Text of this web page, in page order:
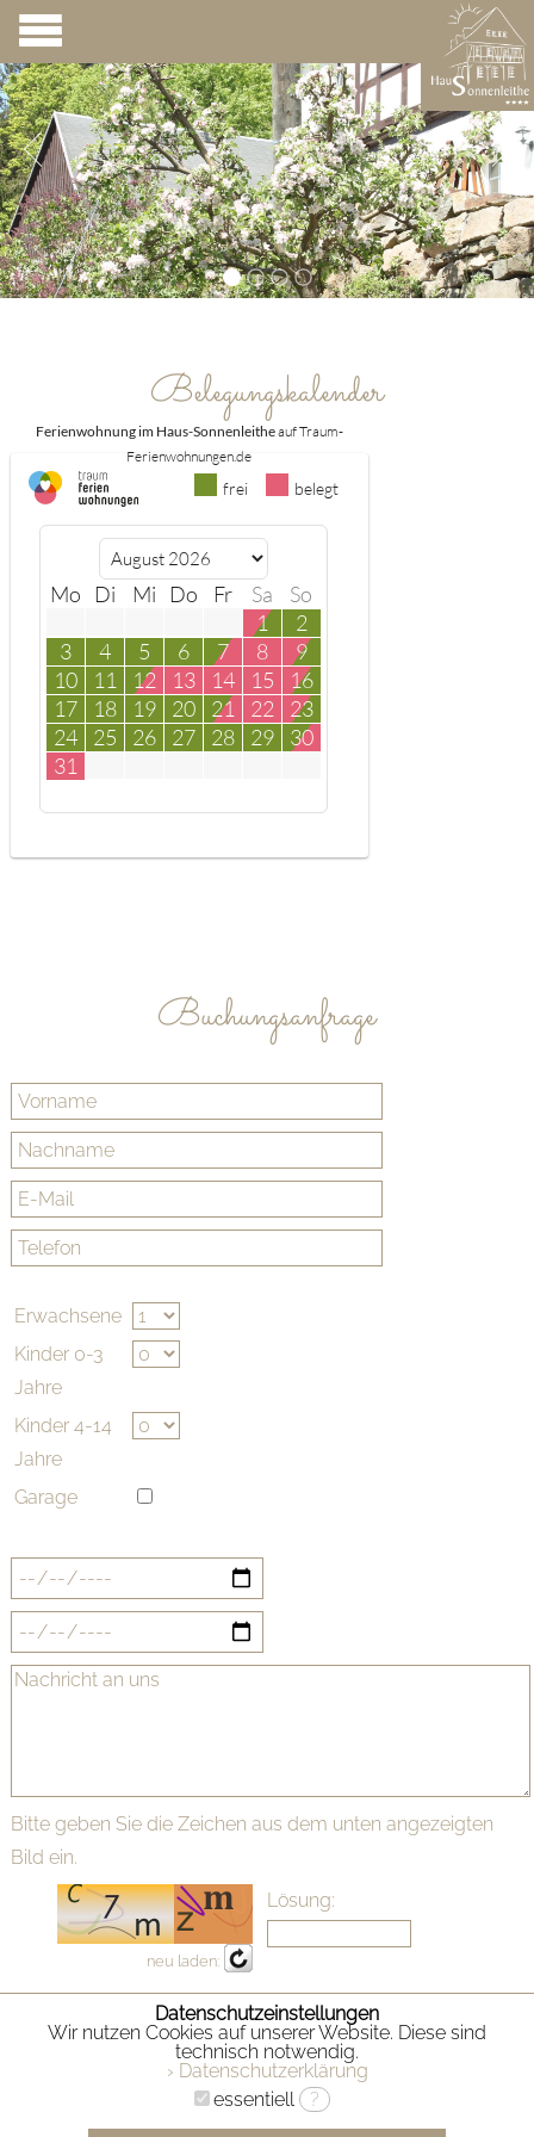
Datenschutzeinstellungen
Wir nutzen Cookies auf unserer Website. Diese sind
technisch notwendig.
› Datenschutzerklärung
essentiell ?
Belegungskalender
frei belegt
Mo Di Mi Do Fr Sa
So
1
2
3
4 5 6 7 8
9
10
11 12 13 14 15
16
17
18 19 20 21 22
23
24
25 26 27 28 29
30
31
Ferienwohnung im Haus-Sonnenleitheauf Traum-
Ferienwohnungen.de
Buchungsanfrage
Erwachsene
Kinder 0-3
Jahre
Kinder 4-14
Jahre
Garage
Bitte geben Sie die Zeichen aus dem unten angezeigten
Bild ein.
neu laden:
Lösung: